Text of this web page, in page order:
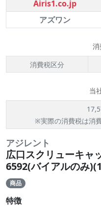
Airis1.co.jp
アズワン
消
消費税区分
当
※実際の消費税は消
アジレント
広口スクリューキャ
6592(バイアルのみ
商品
特徴